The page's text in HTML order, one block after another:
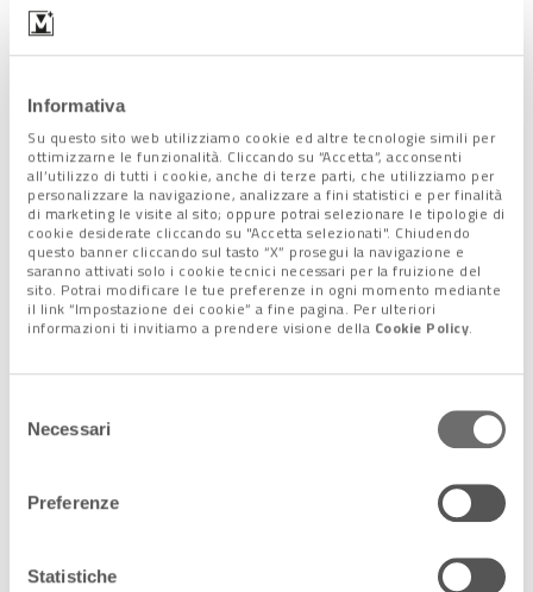
Informativa
Su questo sito web utilizziamo cookie ed altre tecnologie simili per
ottimizzarne le funzionalità. Cliccando su “Accetta”, acconsenti
all’utilizzo di tutti i cookie, anche di terze parti, che utilizziamo per
personalizzare la navigazione, analizzare a fini statistici e per finalità
di marketing le visite al sito; oppure potrai selezionare le tipologie di
cookie desiderate cliccando su "Accetta selezionati". Chiudendo
questo banner cliccando sul tasto “X” prosegui la navigazione e
saranno attivati solo i cookie tecnici necessari per la fruizione del
sito. Potrai modificare le tue preferenze in ogni momento mediante
il link “Impostazione dei cookie” a fine pagina. Per ulteriori
informazioni ti invitiamo a prendere visione della Cookie Policy.
delNecessari
Preferenze
Statistiche
21 Luglio 2022
interventi dei pompieri
in un giorno, l'Italia
brucia
3 Agosto 2021
L'estate che brucia.
Ancora allarme in
Sardegna. Diversi roghi
26 Luglio 2021
contrastare l’emergenza